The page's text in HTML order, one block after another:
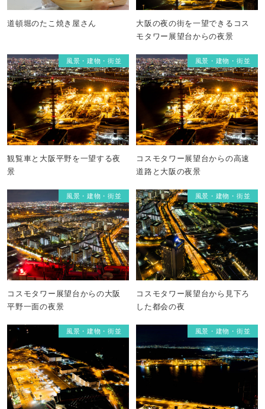
道頓堀のたこ焼き屋さん
大阪の夜の街を一望できるコス
モタワー展望台からの夜景
風景・建物・街並
観覧車と大阪平野を一望する夜
景
風景・建物・街並
コスモタワー展望台からの高速
道路と大阪の夜景
風景・建物・街並
コスモタワー展望台からの大阪
平野一面の夜景
風景・建物・街並
コスモタワー展望台から見下ろ
した都会の夜
風景・建物・街並 風景・建物・街並